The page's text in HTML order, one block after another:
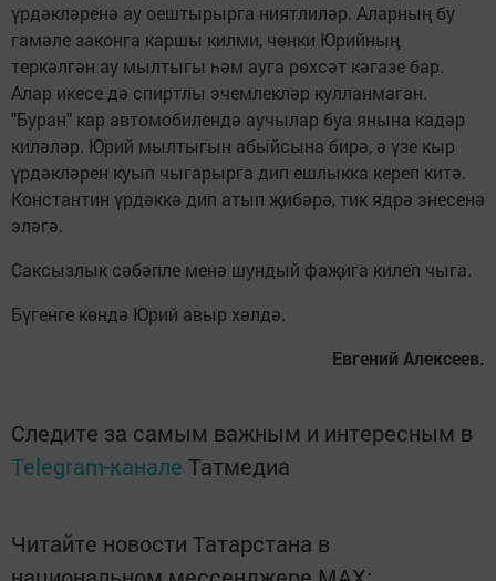
үрдәкләренә ау оештырырга ниятлиләр. Аларның бу
гамәле законга каршы килми, чөнки Юрийның
теркәлгән ау мылтыгы һәм ауга рөхсәт кәгазе бар.
Алар икесе дә спиртлы эчемлекләр кулланмаган.
"Буран" кар автомобилендә аучылар буа янына кадәр
киләләр. Юрий мылтыгын абыйсына бирә, ә үзе кыр
үрдәкләрен куып чыгарырга дип ешлыкка кереп китә.
Константин үрдәккә дип атып җибәрә, тик ядрә энесенә
эләгә.
Саксызлык сәбәпле менә шундый фаҗига килеп чыга.
Бүгенге көндә Юрий авыр хәлдә.
Евгений Алексеев.
Следите за самым важным и интересным в
Telegram-канале Татмедиа
Читайте новости Татарстана в